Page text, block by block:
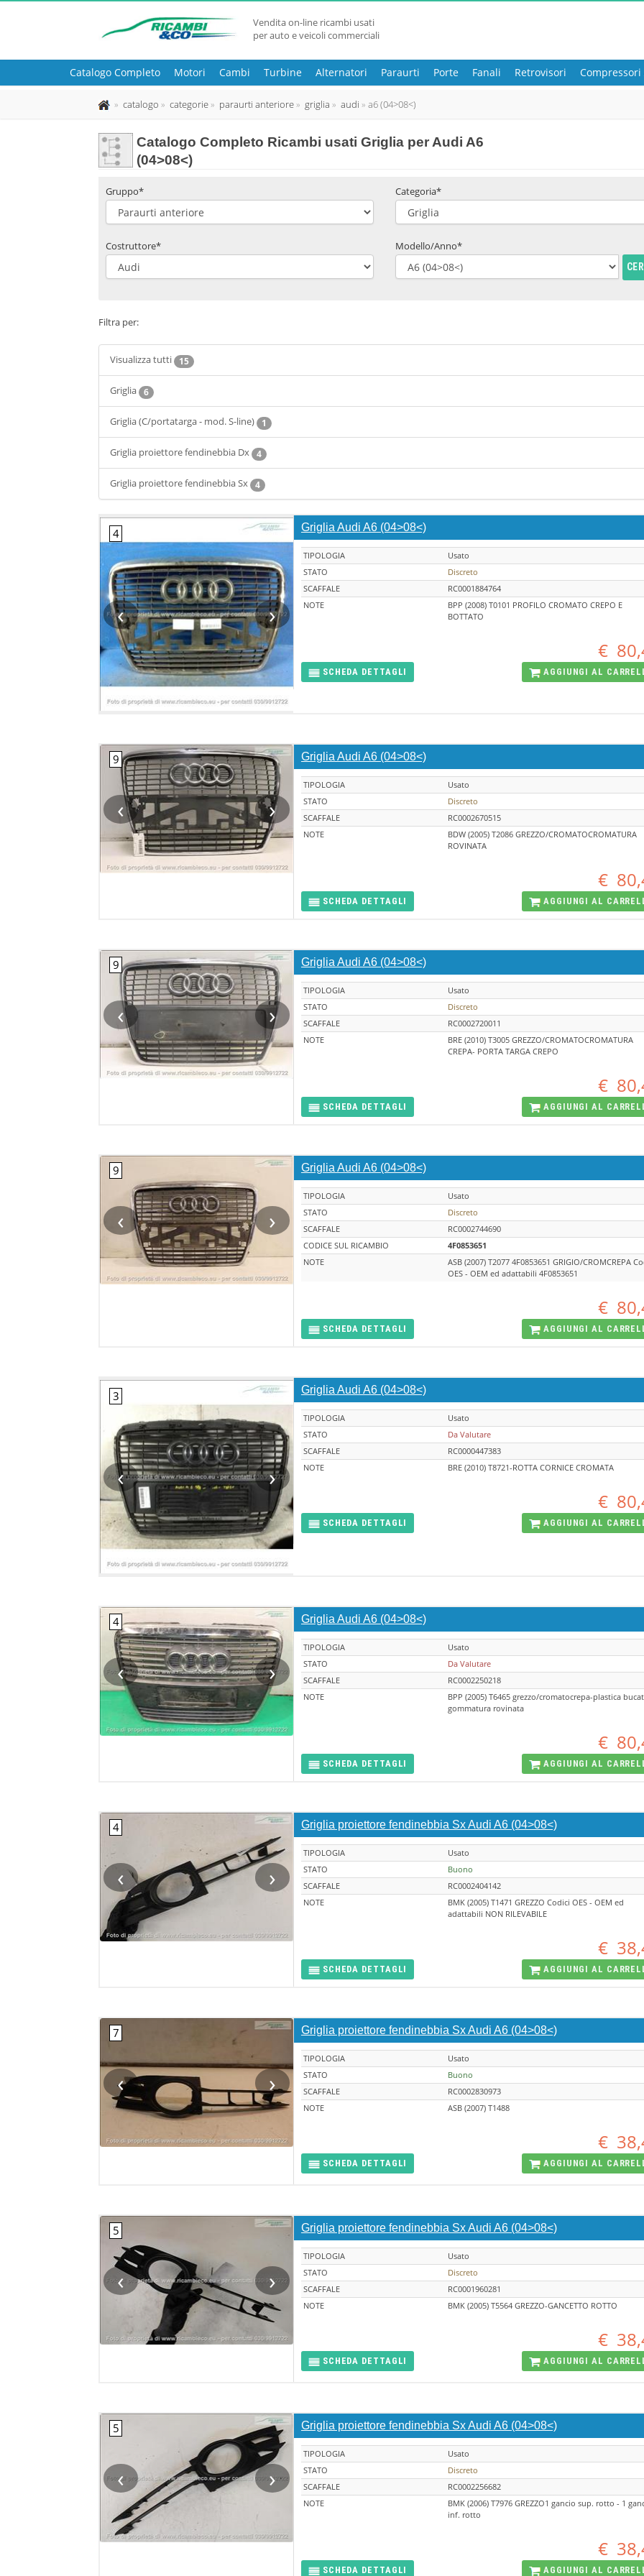
Vendita on-line ricambi usati
per auto e veicoli commerciali
Catalogo Completo Motori Cambi Turbine Alternatori Paraurti Porte Fanali Retrovisori Compressori
catalogo categorie paraurti anteriore griglia audi a6 (04>08<)
Catalogo Completo Ricambi usati Griglia per Audi A6
(04>08<)
Gruppo* Categoria*
Costruttore* Modello/Anno*
Filtra per:
Visualizza tutti 15
Griglia 6
Griglia (C/portatarga - mod. S-line) 1
Griglia proiettore fendinebbia Dx 4
Griglia proiettore fendinebbia Sx 4
‹ ›
Griglia Audi A6 (04>08<)
TIPOLOGIA
Usato
STATO
Discreto
SCAFFALE
RC0001884764
NOTE
BPP (2008) T0101 PROFILO CROMATO CREPO E
BOTTATO
€
SCHEDA DETTAGLI AGGIUNGI AL
‹ ›
Griglia Audi A6 (04>08<)
TIPOLOGIA
Usato
STATO
Discreto
SCAFFALE
RC0002670515
NOTE
BDW (2005) T2086 GREZZO/CROMATOCROMATURA
ROVINATA
€
SCHEDA DETTAGLI AGGIUNGI AL
‹ ›
Griglia Audi A6 (04>08<)
TIPOLOGIA
Usato
STATO
Discreto
SCAFFALE
RC0002720011
NOTE
BRE (2010) T3005 GREZZO/CROMATOCROMATURA
CREPA- PORTA TARGA CREPO
€
SCHEDA DETTAGLI AGGIUNGI AL
‹ ›
Griglia Audi A6 (04>08<)
TIPOLOGIA
Usato
STATO
Discreto
SCAFFALE
RC0002744690
CODICE SUL RICAMBIO
4F0853651
NOTE
ASB (2007) T2077 4F0853651 GRIGIO/CROMCREPA
OES - OEM ed adattabili 4F0853651
€
SCHEDA DETTAGLI AGGIUNGI AL
‹ ›
Griglia Audi A6 (04>08<)
TIPOLOGIA
Usato
STATO
Da Valutare
SCAFFALE
RC0000447383
NOTE
BRE (2010) T8721-ROTTA CORNICE CROMATA
€
SCHEDA DETTAGLI AGGIUNGI AL
‹ ›
Griglia Audi A6 (04>08<)
TIPOLOGIA
Usato
STATO
Da Valutare
SCAFFALE
RC0002250218
NOTE
BPP (2005) T6465 grezzo/cromatocrepa-plastica
gommatura rovinata
€
SCHEDA DETTAGLI AGGIUNGI AL
‹ ›
Griglia proiettore fendinebbia Sx Audi A6 (04>08<)
TIPOLOGIA
Usato
STATO
Buono
SCAFFALE
RC0002404142
NOTE
BMK (2005) T1471 GREZZO Codici OES - OEM ed
adattabili NON RILEVABILE
€
SCHEDA DETTAGLI AGGIUNGI AL
‹ ›
Griglia proiettore fendinebbia Sx Audi A6 (04>08<)
TIPOLOGIA
Usato
STATO
Buono
SCAFFALE
RC0002830973
NOTE
ASB (2007) T1488
€
SCHEDA DETTAGLI AGGIUNGI AL
‹ ›
Griglia proiettore fendinebbia Sx Audi A6 (04>08<)
TIPOLOGIA
Usato
STATO
Discreto
SCAFFALE
RC0001960281
NOTE
BMK (2005) T5564 GREZZO-GANCETTO ROTTO
€
SCHEDA DETTAGLI AGGIUNGI AL
‹ ›
Griglia proiettore fendinebbia Sx Audi A6 (04>08<)
TIPOLOGIA
Usato
STATO
Discreto
SCAFFALE
RC0002256682
NOTE
BMK (2006) T7976 GREZZO1 gancio sup. rotto - 1
inf. rotto
€
SCHEDA DETTAGLI AGGIUNGI AL